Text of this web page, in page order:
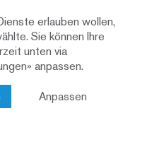
Cookie Policy
erlauben wollen,
Sie können Ihre
unten via
anpassen.
Anpassen